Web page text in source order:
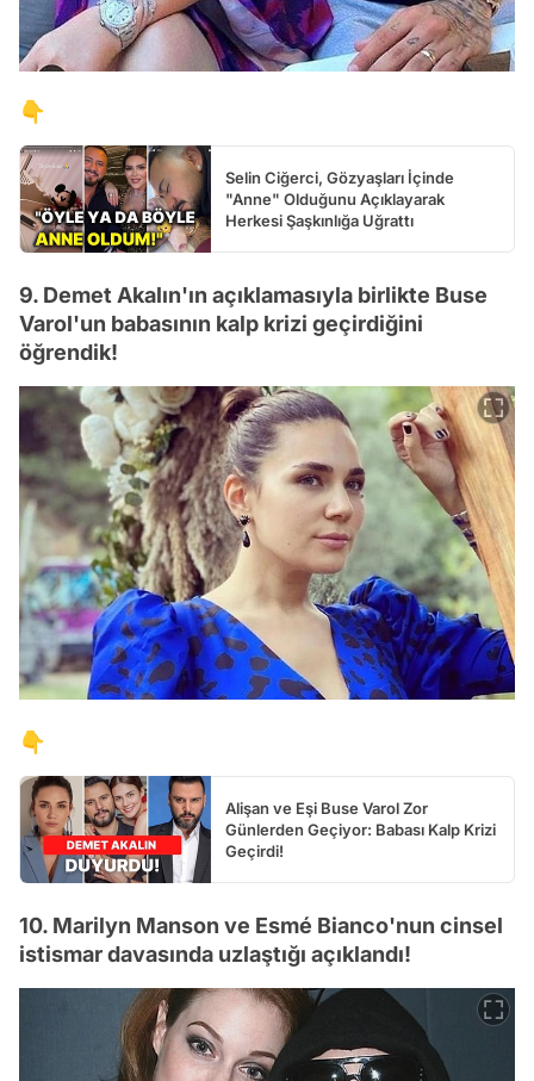
👇
Selin Ciğerci, Gözyaşları İçinde
"Anne" Olduğunu Açıklayarak
Herkesi Şaşkınlığa Uğrattı
9. Demet Akalın'ın açıklamasıyla birlikte Buse
Varol'un babasının kalp krizi geçirdiğini
öğrendik!
👇
Alişan ve Eşi Buse Varol Zor
Günlerden Geçiyor: Babası Kalp Krizi
Geçirdi!
10. Marilyn Manson ve Esmé Bianco'nun cinsel
istismar davasında uzlaştığı açıklandı!